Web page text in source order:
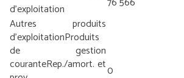
d’exploitation
Autres produits
d’exploitationProduits
de gestion
couranteRep./amort. et0